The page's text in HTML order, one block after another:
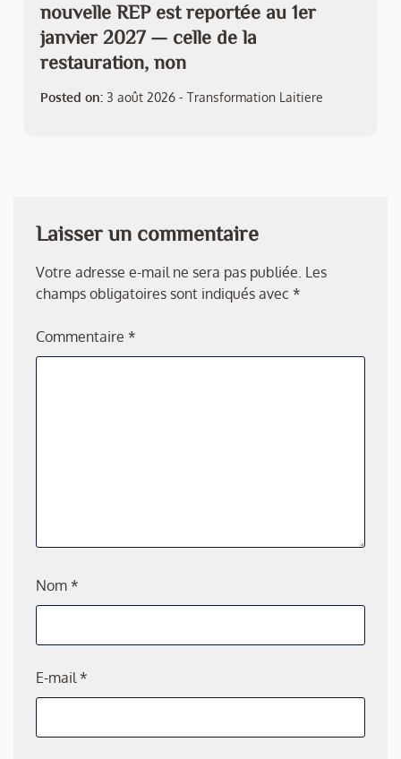
nouvelle REP est reportée au 1er
janvier 2027 — celle de la
restauration, non
Posted on: 3 août 2026 - Transformation Laitiere
Laisser un commentaire
Votre adresse e-mail ne sera pas publiée. Les
champs obligatoires sont indiqués avec *
Commentaire *
Nom *
E-mail *